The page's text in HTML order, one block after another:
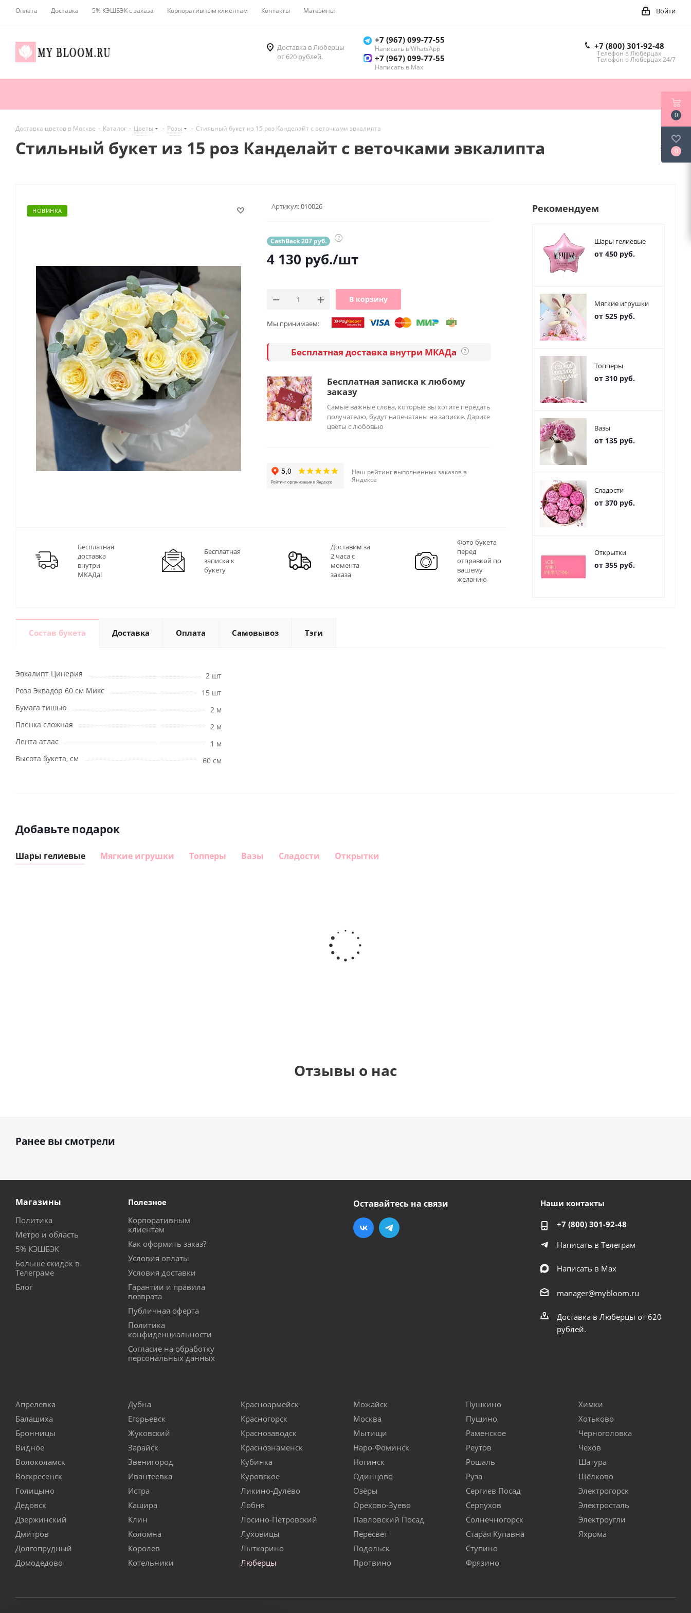
Оплата Доставка 5% КЭШБЭК с заказа Корпоративным клиентам Контакты Магазины Войти
Доставка в Люберцы
от 620 рублей.
+7 (967) 099-77-55
Написать в WhatsApp
+7 (967) 099-77-55
Написать в Мах
+7 (800) 301-92-48
Телефон в Люберцах
Телефон в Люберцах 24/7
Доставка цветов в Москве - Каталог - Цветы - Розы - Стильный букет из 15 роз Канделайт с веточками эвкалипта
Стильный букет из 15 роз Канделайт с веточками эвкалипта
НОВИНКА Артикул:010026
CashBack 207 руб. ?
4 130 руб./шт
В корзину
Мы принимаем:
Бесплатная доставка внутри МКАДа ?
Бесплатная записка к любому
заказу
Самые важные слова, которые вы хотите передать
получателю, будут напечатаны на записке. Дарите
цветы с любовью
Наш рейтинг выполненных заказов в
Яндексе
Бесплатная
доставка
внутри
МКАДа!
Бесплатная
записка к
букету
Доставим за
2 часа с
момента
заказа
Фото букета
перед
отправкой по
вашему
желанию
Рекомендуем
Шары гелиевые
от 450 руб.
Мягкие игрушки
от 525 руб.
Топперы
от 310 руб.
Вазы
от 135 руб.
Сладости
от 370 руб.
Открытки
от 355 руб.
Состав букета Доставка Оплата Самовывоз Тэги
Эвкалипт Цинерия
2 шт
Роза Эквадор 60 см Микс
15 шт
Бумага тишью
2 м
Пленка сложная
2 м
Лента атлас
1 м
Высота букета, см
60 см
Добавьте подарок
Шары гелиевые Мягкие игрушки Топперы Вазы Сладости Открытки
гелиевый
цифра 4
(40х102
Отзывы о нас
Ранее вы смотрели
Магазины
Политика
Метро и область
5% КЭШБЭК
Больше скидок в
Телеграме
Блог
Полезное
Корпоративным
клиентам
Как оформить заказ?
Условия оплаты
Условия доставки
Гарантии и правила
возврата
Публичная оферта
Политика
конфиденциальности
Согласие на обработку
персональных данных
Оставайтесь на связи Наши контакты
+7 (800) 301-92-48
Написать в Телеграм
Написать в Мах
manager@mybloom.ru
Доставка в Люберцы от 620
рублей.
Апрелевка
Балашиха
Бронницы
Видное
Волоколамск
Воскресенск
Голицыно
Дедовск
Дзержинский
Дмитров
Долгопрудный
Домодедово
Дубна
Егорьевск
Жуковский
Зарайск
Звенигород
Ивантеевка
Истра
Кашира
Клин
Коломна
Королев
Котельники
Красноармейск
Красногорск
Краснозаводск
Краснознаменск
Кубинка
Куровское
Ликино-Дулёво
Лобня
Лосино-Петровский
Луховицы
Лыткарино
Люберцы
Можайск
Москва
Мытищи
Наро-Фоминск
Ногинск
Одинцово
Озёры
Орехово-Зуево
Павловский Посад
Пересвет
Подольск
Протвино
Пушкино
Пущино
Раменское
Реутов
Рошаль
Руза
Сергиев Посад
Серпухов
Солнечногорск
Старая Купавна
Ступино
Фрязино
Химки
Хотьково
Черноголовка
Чехов
Шатура
Щёлково
Электрогорск
Электросталь
Электроугли
Яхрома
0
0